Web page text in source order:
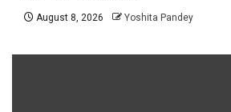
August 8, 2026 Yoshita Pandey